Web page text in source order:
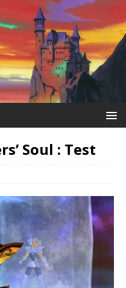
Soul : Test